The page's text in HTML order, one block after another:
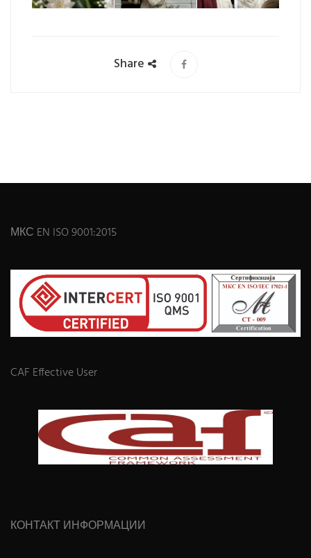
Share
МКС EN ISO 9001:2015
CAF Effective User
КОНТАКТ ИНФОРМАЦИИ